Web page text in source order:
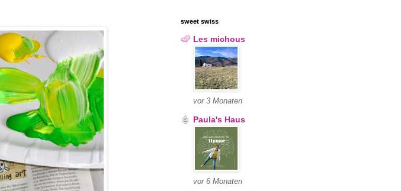
sweet swiss
Les michous
vor 3 Monaten
Paula's Haus
vor 6 Monaten